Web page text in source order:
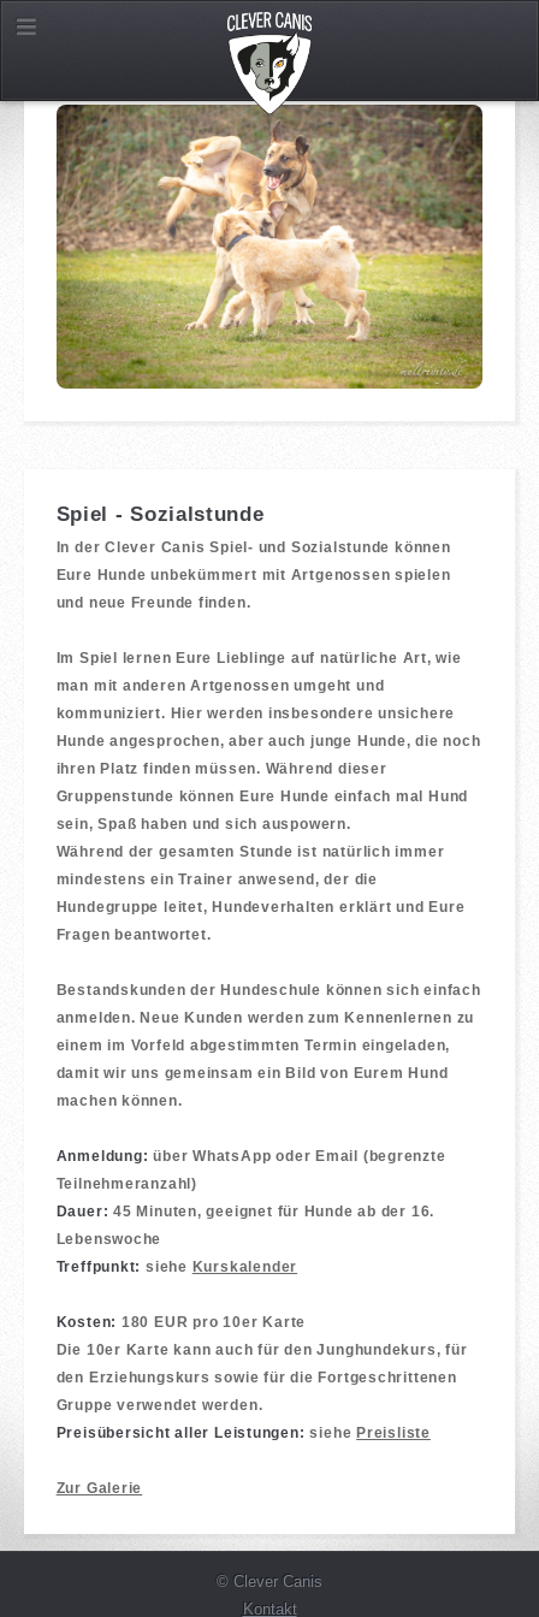
Spiel - Sozialstunde
In der Clever Canis Spiel- und Sozialstunde können
Eure Hunde unbekümmert mit Artgenossen spielen
und neue Freunde finden.
Im Spiel lernen Eure Lieblinge auf natürliche Art, wie
man mit anderen Artgenossen umgeht und
kommuniziert. Hier werden insbesondere unsichere
Hunde angesprochen, aber auch junge Hunde, die noch
ihren Platz finden müssen. Während dieser
Gruppenstunde können Eure Hunde einfach mal Hund
sein, Spaß haben und sich auspowern.
Während der gesamten Stunde ist natürlich immer
mindestens ein Trainer anwesend, der die
Hundegruppe leitet, Hundeverhalten erklärt und Eure
Fragen beantwortet.
Bestandskunden der Hundeschule können sich einfach
anmelden. Neue Kunden werden zum Kennenlernen zu
einem im Vorfeld abgestimmten Termin eingeladen,
damit wir uns gemeinsam ein Bild von Eurem Hund
machen können.
Anmeldung: über WhatsApp oder Email (begrenzte
Teilnehmeranzahl)
Dauer: 45 Minuten, geeignet für Hunde ab der 16.
Lebenswoche
Treffpunkt:siehe Kurskalender
Kosten: 180 EUR pro 10er Karte
Die 10er Karte kann auch für den Junghundekurs, für
den Erziehungskurs sowie für die Fortgeschrittenen
Gruppe verwendet werden.
Preisübersicht aller Leistungen:siehePreisliste
Zur Galerie
© Clever Canis
Kontakt